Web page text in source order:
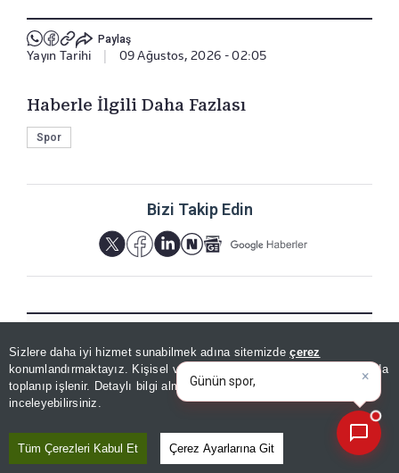
Sizlere daha iyi hizmet sunabilmek adına sitemizdeçerez
konumlandırmaktayız. Kişisel verileriniz, KVKK ve GDPR kapsamında
toplanıp işlenir. Detaylı bilgi almak içinAydınlatma Metnimizi
inceleyebilirsiniz.
Tüm Çerezleri Kabul Et Çerez Ayarlarına Git
Paylaş
Yayın Tarihi 09 Ağustos, 2026 - 02:05
Haberle İlgili Daha Fazlası
Spor
Bizi Takip Edin
YORUMLAR
Yorum için giriş yapın
Günün spor, gündem ve
ekonomi gelişmelerini analiz
edi|